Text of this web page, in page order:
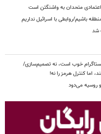
متحدان به واشنگتن است
باشیم/روابطی با اسرائیل نداریم
شد
خوب است، نه تصمیم‌سازی/
اما کنترل هرمز را نه!
روسیه می‌دود